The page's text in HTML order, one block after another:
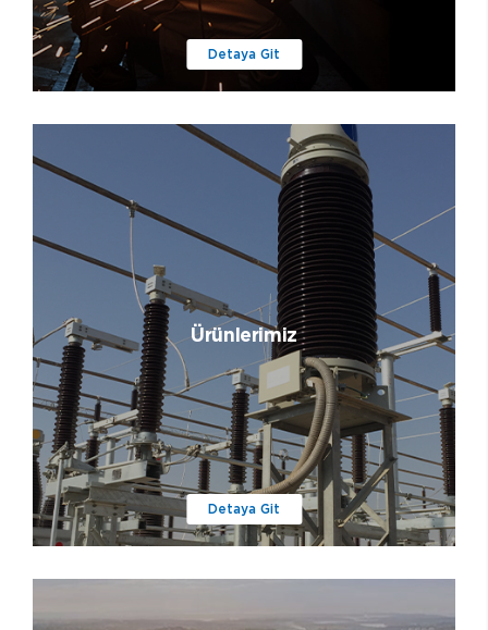
Detaya Git
Ürünlerimiz
Detaya Git